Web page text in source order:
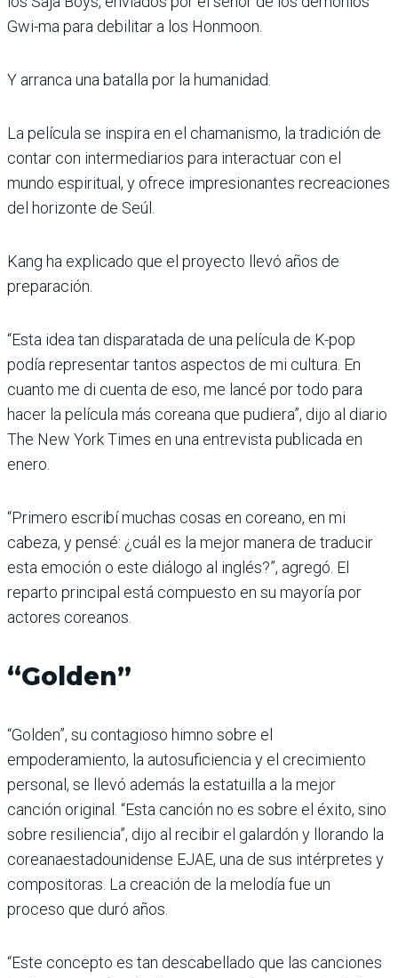
Gwi-ma para debilitar a los Honmoon.
Y arranca una batalla por la humanidad.
La película se inspira en el chamanismo, la tradición de
contar con intermediarios para interactuar con el
mundo espiritual, y ofrece impresionantes recreaciones
del horizonte de Seúl.
Kang ha explicado que el proyecto llevó años de
preparación.
“Esta idea tan disparatada de una película de K-pop
podía representar tantos aspectos de mi cultura. En
cuanto me di cuenta de eso, me lancé por todo para
hacer la película más coreana que pudiera”, dijo al diario
The New York Times en una entrevista publicada en
enero.
“Primero escribí muchas cosas en coreano, en mi
cabeza, y pensé: ¿cuál es la mejor manera de traducir
esta emoción o este diálogo al inglés?”, agregó. El
reparto principal está compuesto en su mayoría por
actores coreanos.
“Golden”
“Golden”, su contagioso himno sobre el
empoderamiento, la autosuficiencia y el crecimiento
personal, se llevó además la estatuilla a la mejor
canción original. “Esta canción no es sobre el éxito, sino
sobre resiliencia”, dijo al recibir el galardón y llorando la
coreanaestadounidense EJAE, una de sus intérpretes y
compositoras. La creación de la melodía fue un
proceso que duró años.
“Este concepto es tan descabellado que las canciones